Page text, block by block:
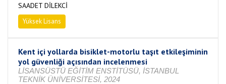
SAADET DİLEKCİ
Yüksek Lisans
Kent içi yollarda bisiklet-motorlu taşıt etkileşiminin
yol güvenliği açısından incelenmesi
LİSANSÜSTÜ EĞİTİM ENSTİTÜSÜ, İSTANBUL
TEKNİK ÜNİVERSİTESİ, 2024